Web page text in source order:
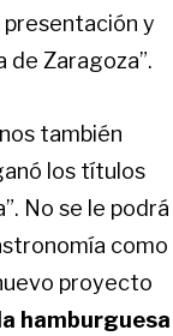
presentación y
de Zaragoza”.
también
los títulos
No se le podrá
como
proyecto
hamburguesa